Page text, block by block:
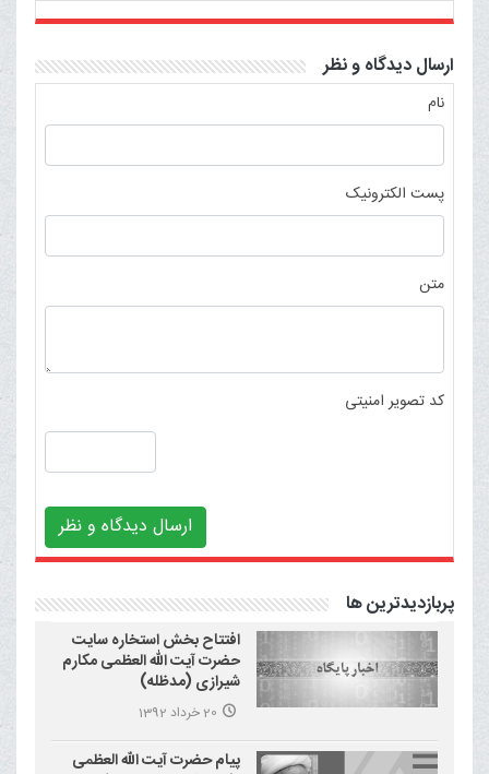
ارسال دیدگاه و نظر
نام
پست الکترونیک
متن
کد تصویر امنیتی
ارسال دیدگاه و نظر
پربازدیدترین ها
افتتاح بخش استخاره سایت
حضرت آیت الله العظمی مکارم
شیرازی (مدظله)
20 خرداد 1392
پیام حضرت آیت الله العظمی